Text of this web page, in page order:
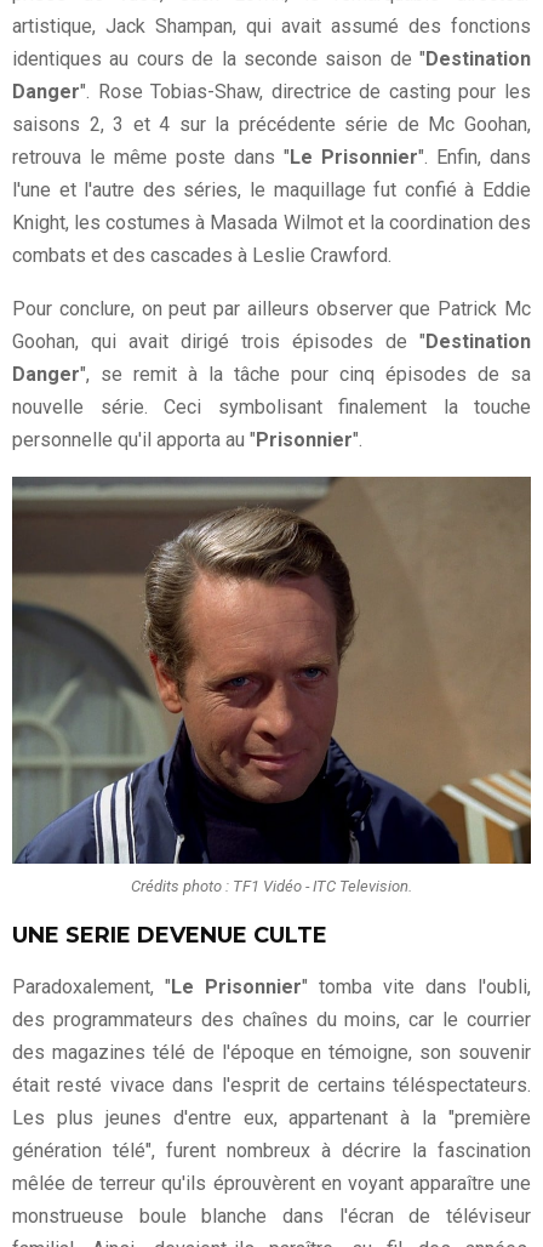
artistique, Jack Shampan, qui avait assumé des fonctions
identiques au cours de la seconde saison de "Destination
Danger". Rose Tobias-Shaw, directrice de casting pour les
saisons 2, 3 et 4 sur la précédente série de Mc Goohan,
retrouva le même poste dans "Le Prisonnier". Enfin, dans
l'une et l'autre des séries, le maquillage fut confié à Eddie
Knight, les costumes à Masada Wilmot et la coordination des
combats et des cascades à Leslie Crawford.
Pour conclure, on peut par ailleurs observer que Patrick Mc
Goohan, qui avait dirigé trois épisodes de "Destination
Danger", se remit à la tâche pour cinq épisodes de sa
nouvelle série. Ceci symbolisant finalement la touche
personnelle qu'il apporta au "Prisonnier".
Crédits photo : TF1 Vidéo - ITC Television.
UNE SERIE DEVENUE CULTE
Paradoxalement, "Le Prisonnier" tomba vite dans l'oubli,
des programmateurs des chaînes du moins, car le courrier
des magazines télé de l'époque en témoigne, son souvenir
était resté vivace dans l'esprit de certains téléspectateurs.
Les plus jeunes d'entre eux, appartenant à la "première
génération télé", furent nombreux à décrire la fascination
mêlée de terreur qu'ils éprouvèrent en voyant apparaître une
monstrueuse boule blanche dans l'écran de téléviseur